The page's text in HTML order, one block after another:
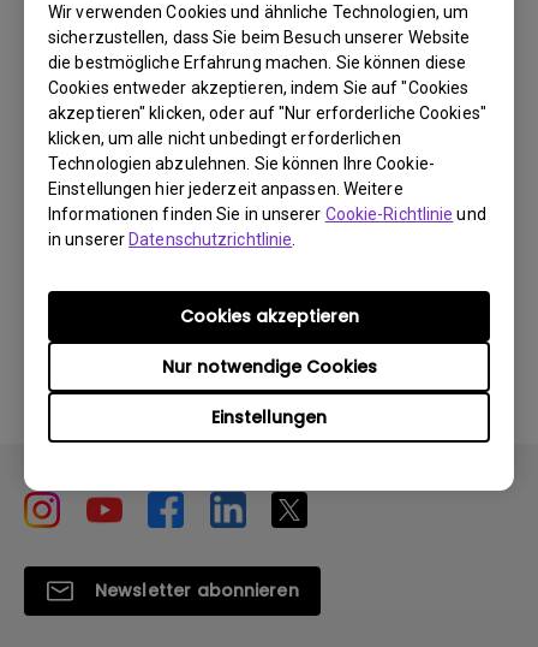
Wir verwenden Cookies und ähnliche Technologien, um
sicherzustellen, dass Sie beim Besuch unserer Website
die bestmögliche Erfahrung machen. Sie können diese
Cookies entweder akzeptieren, indem Sie auf "Cookies
akzeptieren" klicken, oder auf "Nur erforderliche Cookies"
klicken, um alle nicht unbedingt erforderlichen
Technologien abzulehnen. Sie können Ihre Cookie-
Einstellungen hier jederzeit anpassen. Weitere
Informationen finden Sie in unserer Cookie-Richtlinie und
in unsererDatenschutzrichtlinie
Einstellungen
Nur notwendige Cookies
Cookies akzeptieren
BS:Windows7|WindowVista|WinXP
OS Version:
Version:
MP
Update:2010/09/14
Dateigröße:9.59 KB
Herunterladen
Durch die Nutzung eines der oben genannten
Softwareprogramme erklären Sie sich mit unseren
Bedingungen derEndbenutzer-Lizenzvereinbarungen
einverstanden
Newsletter abonnieren